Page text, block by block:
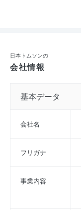
日本トムソンの
会社情報
基本データ
会社名
フリガナ
事業内容